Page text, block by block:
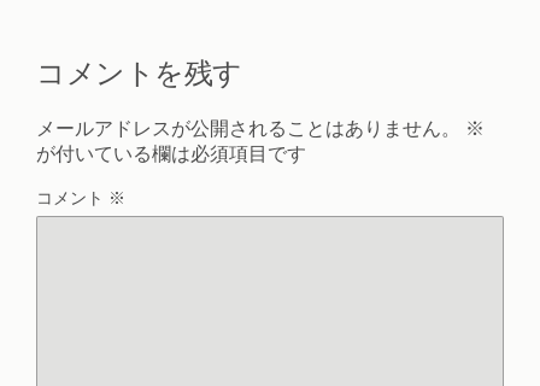
コメントを残す
メールアドレスが公開されることはありません。
※
が付いている欄は必須項目です
コメント ※